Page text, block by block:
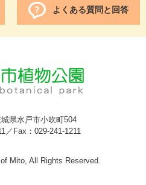
よくある質問と回答
県水戸市小吹町504
／Fax：029-241-1211
Mito, All Rights Reserved.